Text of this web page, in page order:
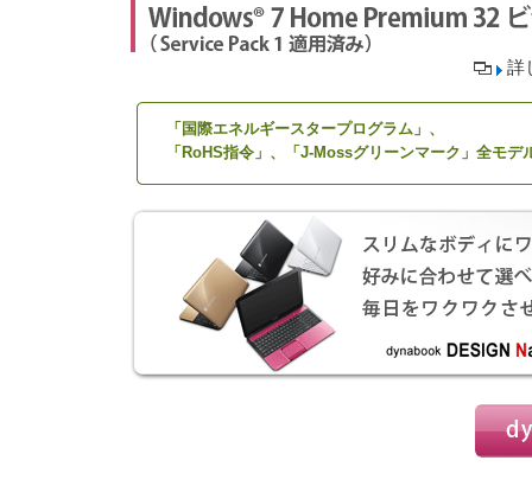
詳
「国際エネルギースタープログラム」、
「RoHS指令」、「J-Mossグリーンマーク」全モデ